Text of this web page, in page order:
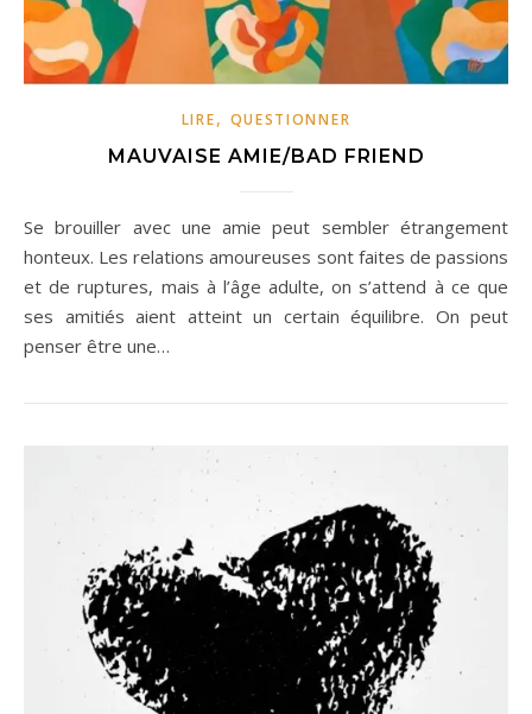
LIRE, QUESTIONNER
MAUVAISE AMIE/BAD FRIEND
Se brouiller avec une amie peut sembler étrangement
honteux. Les relations amoureuses sont faites de passions
et de ruptures, mais à l’âge adulte, on s’attend à ce que
ses amitiés aient atteint un certain équilibre. On peut
penser être une…